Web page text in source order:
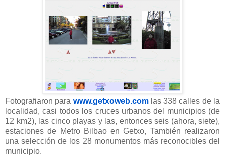
Fotografiaron para www.getxoweb.com las 338 calles de la
localidad, casi todos los cruces urbanos del municipios (de
12 km2), las cinco playas y las, entonces seis (ahora, siete),
estaciones de Metro Bilbao en Getxo, También realizaron
una selección de los 28 monumentos más reconocibles del
municipio.